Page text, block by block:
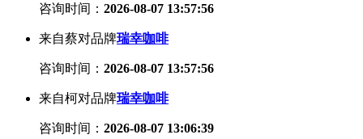
咨询时间： 2026-08-07 13:57:56
来自蔡对品牌瑞幸咖啡
咨询时间： 2026-08-07 13:57:56
来自柯对品牌瑞幸咖啡
咨询时间： 2026-08-07 13:06:39